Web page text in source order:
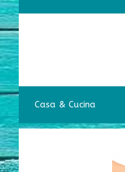
Vai
al
contenuto
Casa & Cucina